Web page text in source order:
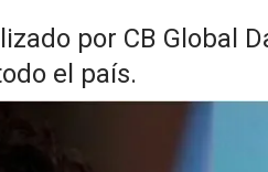
por CB Global
el país.